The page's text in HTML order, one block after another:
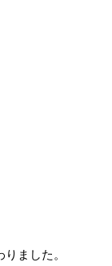
ました。